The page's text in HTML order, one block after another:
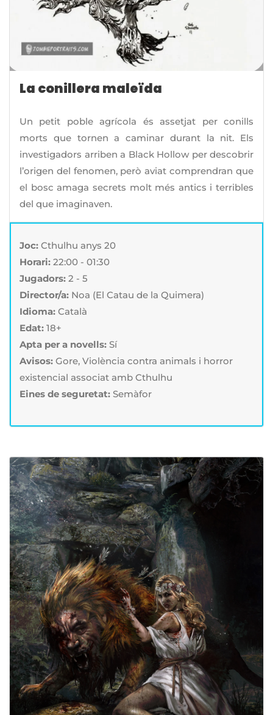
La conillera maleïda
Un petit poble agrícola és assetjat per conills
morts que tornen a caminar durant la nit. Els
investigadors arriben a Black Hollow per descobrir
l’origen del fenomen, però aviat comprendran que
el bosc amaga secrets molt més antics i terribles
del que imaginaven.
Joc: Cthulhu anys 20
Horari: 22:00 - 01:30
Jugadors: 2 - 5
Director/a: Noa (El Catau de la Quimera)
Idioma: Català
Edat: 18+
Apta per a novells: Sí
Avisos: Gore, Violència contra animals i horror
existencial associat amb Cthulhu
Eines de seguretat: Semàfor